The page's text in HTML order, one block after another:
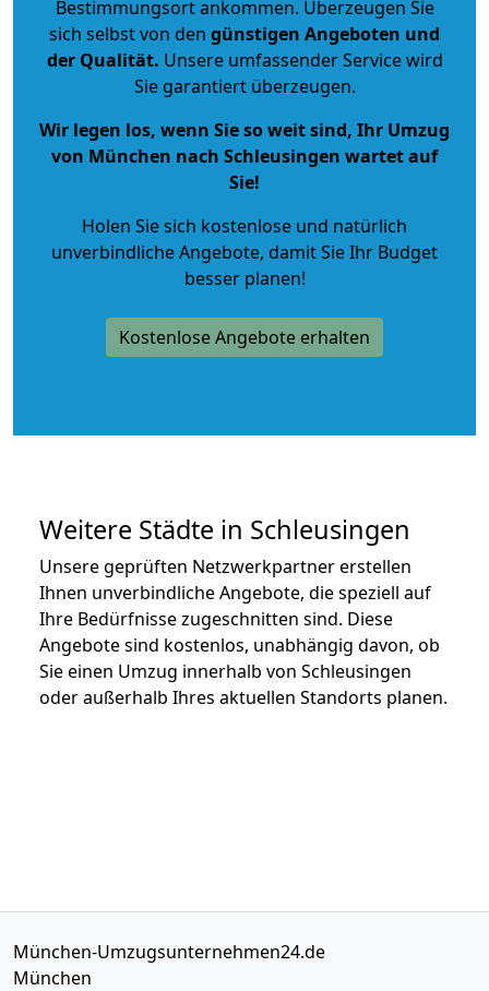
Bestimmungsort ankommen. Überzeugen Sie
sich selbst von den günstigen Angeboten und
der Qualität. Unsere umfassender Service wird
Sie garantiert überzeugen.
Wir legen los, wenn Sie so weit sind, Ihr Umzug
von München nach Schleusingen wartet auf
Sie!
Holen Sie sich kostenlose und natürlich
unverbindliche Angebote, damit Sie Ihr Budget
besser planen!
Kostenlose Angebote erhalten
Weitere Städte in Schleusingen
Unsere geprüften Netzwerkpartner erstellen
Ihnen unverbindliche Angebote, die speziell auf
Ihre Bedürfnisse zugeschnitten sind. Diese
Angebote sind kostenlos, unabhängig davon, ob
Sie einen Umzug innerhalb von Schleusingen
oder außerhalb Ihres aktuellen Standorts planen.
München-Umzugsunternehmen24.de
München